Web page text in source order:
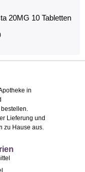
20MG 10 Tabletten
in
Lieferung und
zu Hause aus.